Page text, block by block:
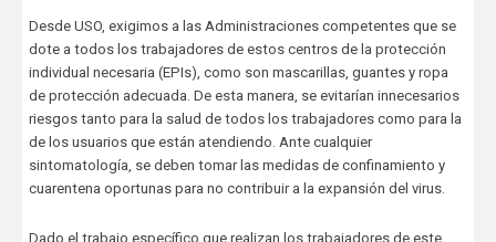
Desde USO, exigimos a las Administraciones competentes que se
dote a todos los trabajadores de estos centros de la protección
individual necesaria (EPIs), como son mascarillas, guantes y ropa
de protección adecuada. De esta manera, se evitarían innecesarios
riesgos tanto para la salud de todos los trabajadores como para la
de los usuarios que están atendiendo. Ante cualquier
sintomatología, se deben tomar las medidas de confinamiento y
cuarentena oportunas para no contribuir a la expansión del virus.
Dado el trabajo específico que realizan los trabajadores de este